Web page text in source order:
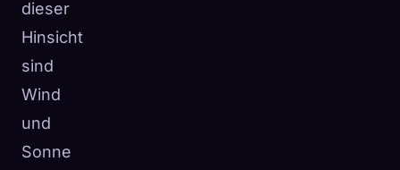
dieser
Hinsicht
sind
Wind
und
Sonne